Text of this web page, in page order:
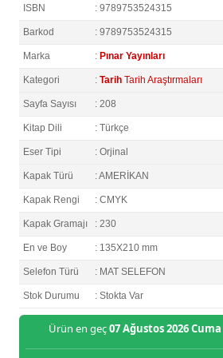
ISBN : 9789753524315
Barkod : 9789753524315
Marka : Pınar Yayınları
Kategori : Tarih Tarih Araştırmaları
Sayfa Sayısı : 208
Kitap Dili : Türkçe
Eser Tipi : Orjinal
Kapak Türü : AMERİKAN
Kapak Rengi : CMYK
Kapak Gramajı : 230
En ve Boy : 135X210 mm
Selefon Türü : MAT SELEFON
Stok Durumu : Stokta Var
Ürün en geç07 Ağustos 2026 Cuma